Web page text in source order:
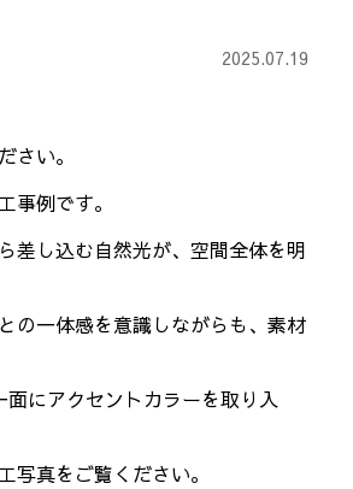
2025.07.19
さい。
事例です。
差し込む自然光が、空間全体を明
の一体感を意識しながらも、素材
にアクセントカラーを取り入
真をご覧ください。